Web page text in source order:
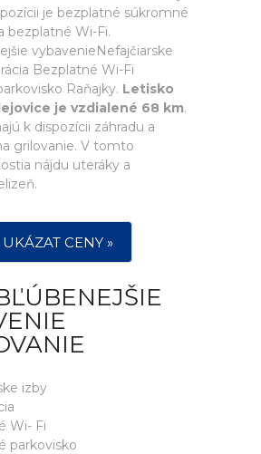
je bezplatné súkromné
bezplatné Wi-Fi.
vybavenieNefajčiarske
Bezplatné Wi-Fi
Raňajky. Letisko
je vzdialené 68 km.
k dispozícii záhradu a
grilovanie. V tomto
nájdu uteráky a
UKÁZAT CENY »
izby
Wi- Fi
parkovisko